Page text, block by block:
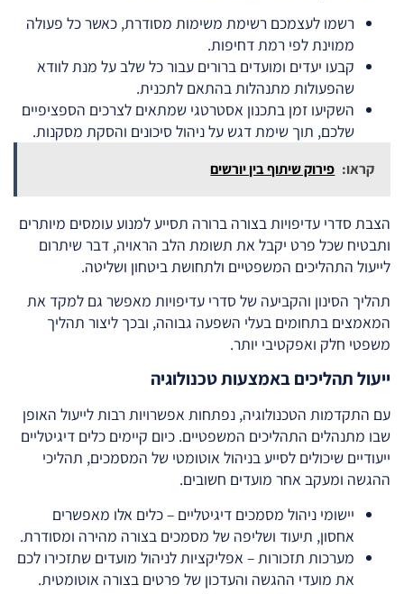
רשמו לעצמכם רשימת משימות מסודרת, כאשר כל פעולה
ממוינת לפי רמת דחיפות.
קבעו יעדים ומועדים ברורים עבור כל שלב על מנת לוודא
שהפעולות מתנהלות בהתאם לתכנית.
השקיעו זמן בתכנון אסטרטגי שמתאים לצרכים הספציפיים
שלכם, תוך שימת דגש על ניהול סיכונים והסקת מסקנות.
קראו: פירוק שיתוף בין יורשים
הצבת סדרי עדיפויות בצורה ברורה תסייע למנוע עומסים מיותרים
ותבטיח שכל פרט יקבל את תשומת הלב הראויה, דבר שיתרום
לייעול התהליכים המשפטיים ולתחושת ביטחון ושליטה.
תהליך הסינון והקביעה של סדרי עדיפויות מאפשר גם למקד את
המאמצים בתחומים בעלי השפעה גבוהה, ובכך ליצור תהליך
משפטי חלק ואפקטיבי יותר.
ייעול תהליכים באמצעות טכנולוגיה
עם התקדמות הטכנולוגיה, נפתחות אפשרויות רבות לייעול האופן
שבו מתנהלים התהליכים המשפטיים. כיום קיימים כלים דיגיטליים
ייעודיים שיכולים לסייע בניהול אוטומטי של המסמכים, תהליכי
ההגשה ומעקב אחר מועדים חשובים.
יישומי ניהול מסמכים דיגיטליים – כלים אלו מאפשרים
אחסון, תיעוד ושליפה של מסמכים בצורה מהירה ומסודרת.
מערכות תזכורות – אפליקציות לניהול מועדים שתזכירו לכם
את מועדי ההגשה והעדכון של פרטים בצורה אוטומטית.